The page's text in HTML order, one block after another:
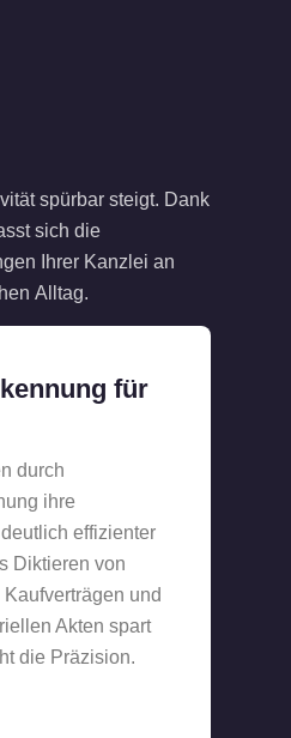
Alltag.
für
durch
ihre
effizienter
Diktieren von
Kaufverträgen und
Akten spart
die Präzision.